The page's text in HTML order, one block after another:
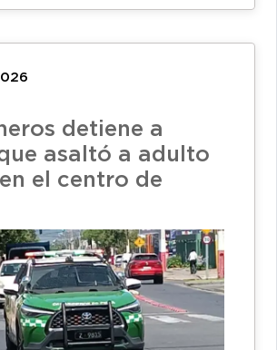
detiene a
asaltó a adulto
el centro de